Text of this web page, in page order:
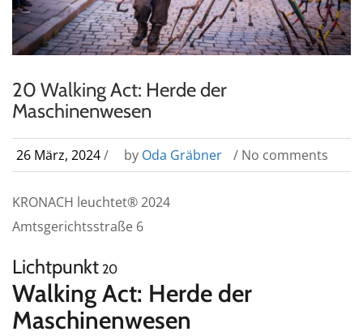
20 Walking Act: Herde der
Maschinenwesen
26 März, 2024/ by Oda Gräbner / No comments
KRONACH leuchtet® 2024
Amtsgerichtsstraße 6
Lichtpunkt 20
Walking Act: Herde der
Maschinenwesen